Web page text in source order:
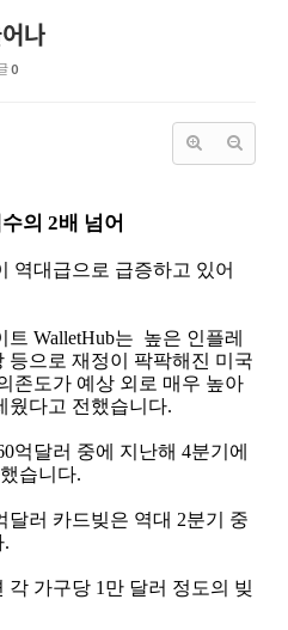
나
0
의 2배 넘어
역대급으로 급증하고 있어
트 WalletHub는 높은 인플레
등으로 재정이 팍팍해진 미국
존도가 예상 외로 매우 높아
웠다고 전했습니다.
억달러 중에 지난해 4분기에
습니다.
달러 카드빚은 역대 2분기 중
.
각 가구당 1 만 달러 정도의 빚